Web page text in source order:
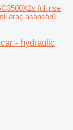
full rise
araç asansörü
- hydraulic